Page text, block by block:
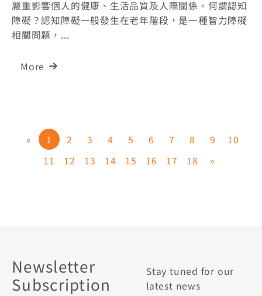
嚴重影響個人的健康、生活品質及人際關係。何謂認知
障礙？認知障礙一般發生在老年階段，是一種智力障礙
相關問題，...
More
« 1 2 3 4 5 6 7 8 9
10
11
12 13 14 15 16 17 18 »
Newsletter
Subscription
Stay tuned for our
latest news